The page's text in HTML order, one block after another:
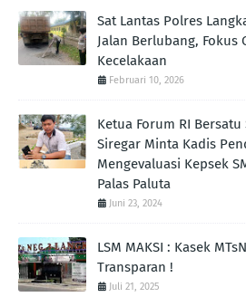
Sat Lantas Polres
Jalan Berlubang, Fokus
Kecelakaan
Februari 10, 2026
Ketua Forum RI
Siregar Minta Kadis
Mengevaluasi Kepsek
Palas Paluta
Juni 23, 2024
LSM MAKSI : Kasek
Transparan !
Juli 21, 2025